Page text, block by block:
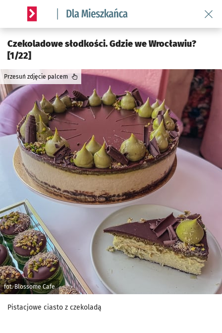
Serwis informacyjny wroclaw.pl podserwis: Dla mieszkańca
Czekoladowe słodkości. Gdzie we Wrocławiu?
[1/22]
fot. Blossome Cafe
Przesuń zdjęcie palcem
Pistacjowe ciasto z czekoladą